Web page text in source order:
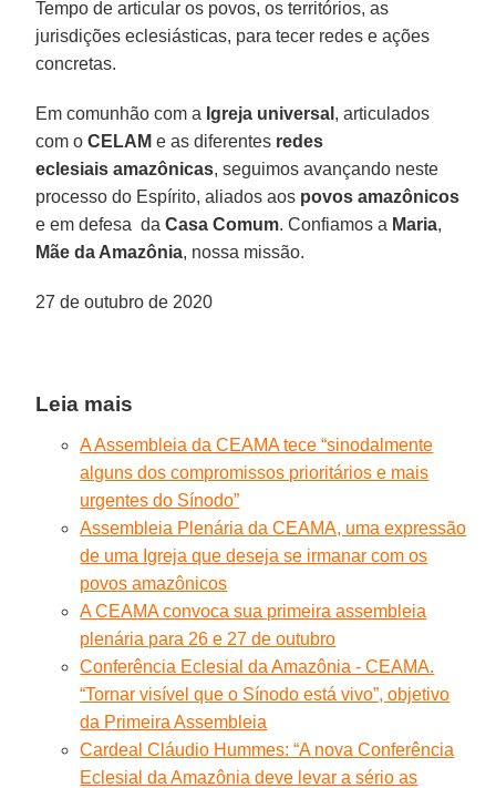
Tempo de articular os povos, os territórios, as
jurisdições eclesiásticas, para tecer redes e ações
concretas.
Em comunhão com a Igreja universal , articulados
com oCELAM e as diferentes redes
eclesiais amazônicas, seguimos avançando neste
processo do Espírito, aliados aos povos amazônicos
e em defesa daCasa Comum. Confiamos a Maria,
Mãe da Amazônia, nossa missão.
27 de outubro de 2020
Leia mais
A Assembleia da CEAMA tece “sinodalmente
alguns dos compromissos prioritários e mais
urgentes do Sínodo”
Assembleia Plenária da CEAMA, uma expressão
de uma Igreja que deseja se irmanar com os
povos amazônicos
A CEAMA convoca sua primeira assembleia
plenária para 26 e 27 de outubro
Conferência Eclesial da Amazônia - CEAMA.
“Tornar visível que o Sínodo está vivo”, objetivo
da Primeira Assembleia
Cardeal Cláudio Hummes: “A nova Conferência
Eclesial da Amazônia deve levar a sério as